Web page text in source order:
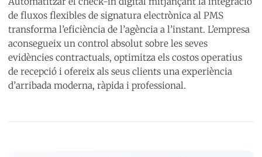
de fluxos flexibles de signatura electrònica al PMS
transforma l’eficiència de l’agència a l’instant. L’empresa
aconsegueix un control absolut sobre les seves
evidències contractuals, optimitza els costos operatius
de recepció i ofereix als seus clients una experiència
d’arribada moderna, ràpida i professional.